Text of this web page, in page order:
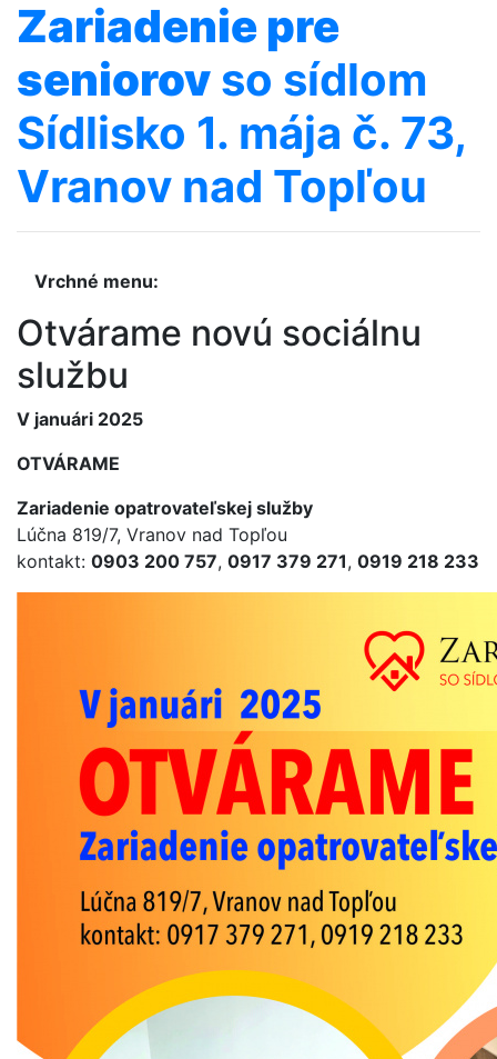
Zariadenie pre
seniorov so sídlom
Sídlisko 1. mája č. 73,
Vranov nad Topľou
Vrchné menu:
Otvárame novú sociálnu
službu
V januári 2025
OTVÁRAME
Zariadenie opatrovateľskej služby
Lúčna 819/7, Vranov nad Topľou
kontakt: 0903 200 757, 0917 379 271, 0919 218 233